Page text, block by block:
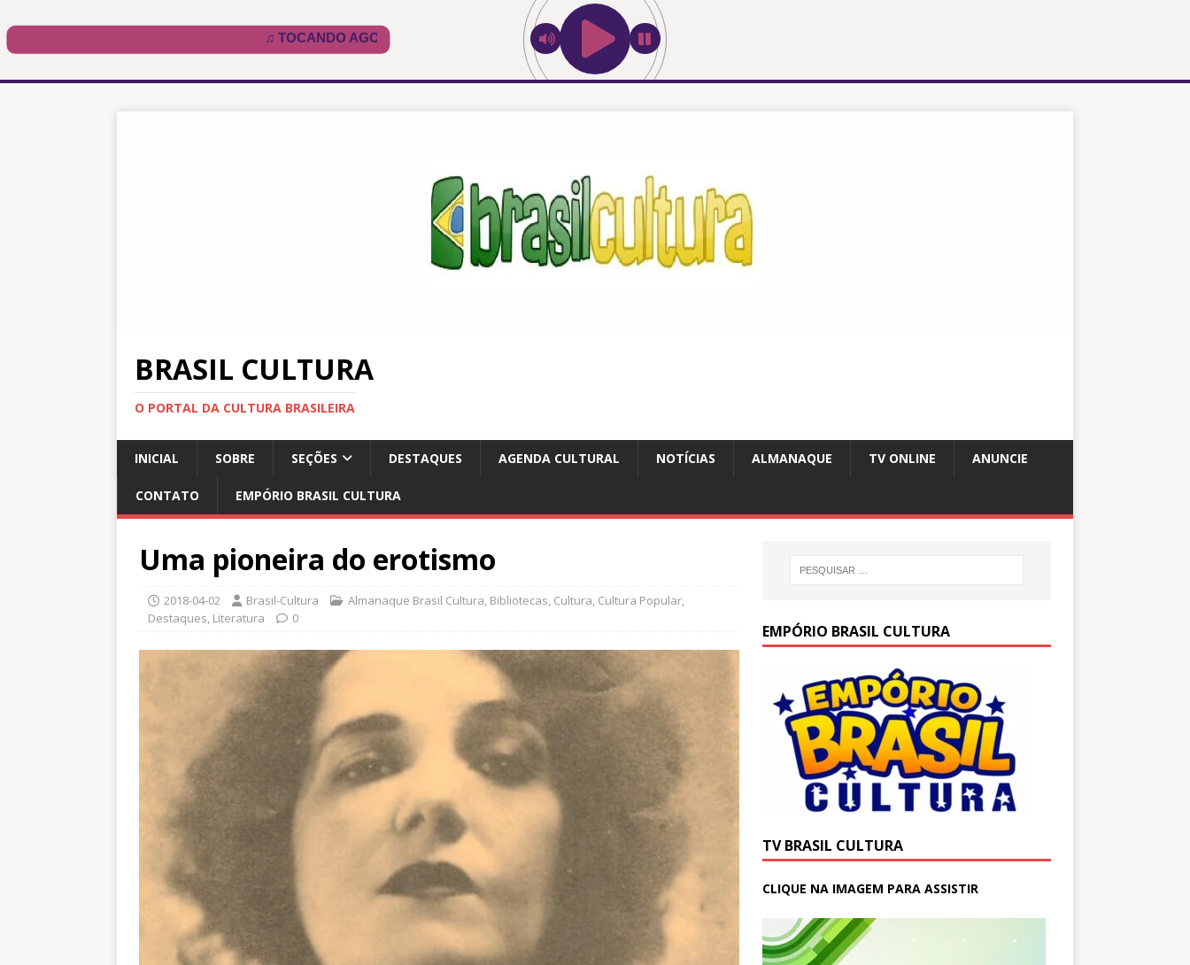
BRASIL CULTURA
O PORTAL DA CULTURA BRASILEIRA
INICIAL SOBRE SEÇÕES DESTAQUES AGENDA CULTURAL NOTÍCIAS ALMANAQUE TV ONLINE ANUNCIE
CONTATO EMPÓRIO BRASIL CULTURA
Uma pioneira do erotismo
2018-04-02 Brasil-Cultura Almanaque Brasil Cultura, Bibliotecas, Cultura, Cultura Popular,
Destaques, Literatura 0
EMPÓRIO BRASIL CULTURA
TV BRASIL CULTURA
CLIQUE NA IMAGEM PARA ASSISTIR